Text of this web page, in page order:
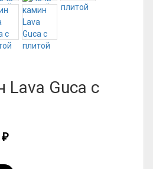
Lava Guca с
₽